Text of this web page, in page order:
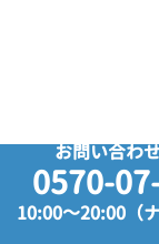
お問い合わ
0570-
10:00～20:00（